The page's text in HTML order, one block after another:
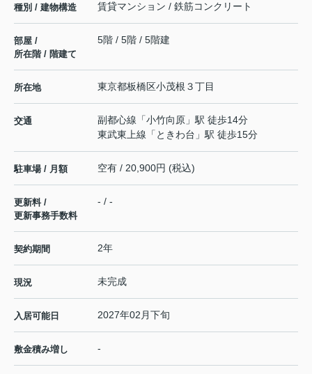
種別 / 建物構造 賃貸マンション / 鉄筋コンクリート
部屋 /
所在階 / 階建て
5階 / 5階 / 5階建
所在地 東京都板橋区小茂根 ３丁目
交通 副都心線 「小竹向原 」駅 徒歩14分
東武東上線 「 ときわ台 」駅 徒歩15分
駐車場 / 月額 空有 / 20,900円 (税込)
更新料 /
更新事務手数料
- / -
契約期間 2年
現況 未完成
入居可能日 2027年02月下旬
敷金積み増し -